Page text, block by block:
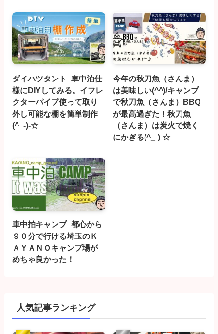
ダイハツタント_車中泊仕
様にDIYしてみる。イフレ
クターパイプ使って取り
外し可能な棚を簡単制作
(^_-)-☆
今年の秋刀魚（さんま）
は美味しい(^^)/キャンプ
で秋刀魚（さんま）BBQ
が最高過ぎた！秋刀魚
（さんま）は炭火で焼く
にかぎる(^_-)-☆
車中拍キャンプ_都心から
９０分で行ける埼玉のＫ
ＡＹＡＮＯキャンプ場が
めちゃ良かった！
人気記事ランキング